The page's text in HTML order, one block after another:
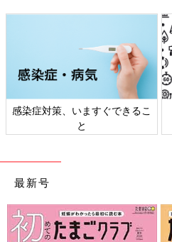
日本外来小児科学会リーフレッ
ト検討会
最新号